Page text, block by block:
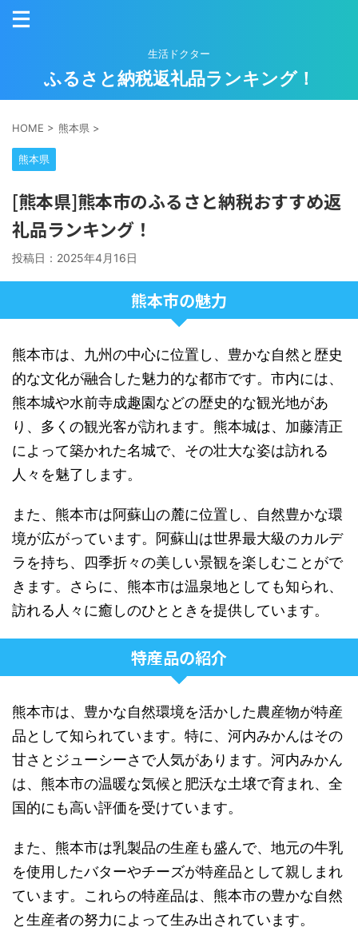
生活ドクター
ふるさと納税返礼品ランキング！
HOME > 熊本県 >
熊本県
[熊本県]熊本市のふるさと納税おすすめ返
礼品ランキング！
投稿日： 2025年4月16日
熊本市の魅力
熊本市は、九州の中心に位置し、豊かな自然と歴史
的な文化が融合した魅力的な都市です。市内には、
熊本城や水前寺成趣園などの歴史的な観光地があ
り、多くの観光客が訪れます。熊本城は、加藤清正
によって築かれた名城で、その壮大な姿は訪れる
人々を魅了します。
また、熊本市は阿蘇山の麓に位置し、自然豊かな環
境が広がっています。阿蘇山は世界最大級のカルデ
ラを持ち、四季折々の美しい景観を楽しむことがで
きます。さらに、熊本市は温泉地としても知られ、
訪れる人々に癒しのひとときを提供しています。
特産品の紹介
熊本市は、豊かな自然環境を活かした農産物が特産
品として知られています。特に、河内みかんはその
甘さとジューシーさで人気があります。河内みかん
は、熊本市の温暖な気候と肥沃な土壌で育まれ、全
国的にも高い評価を受けています。
また、熊本市は乳製品の生産も盛んで、地元の牛乳
を使用したバターやチーズが特産品として親しまれ
ています。これらの特産品は、熊本市の豊かな自然
と生産者の努力によって生み出されています。